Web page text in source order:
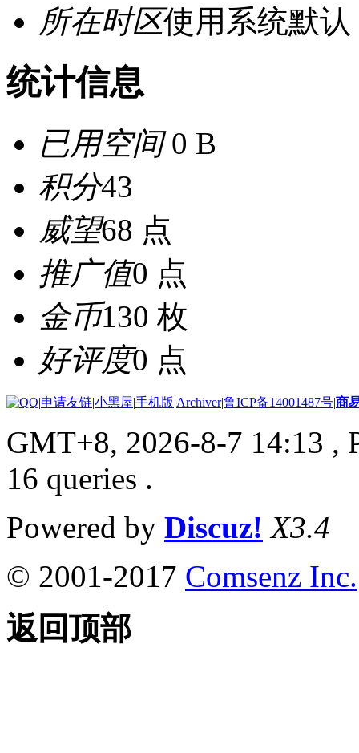
所在时区使用系统默认
统计信息
已用空间0 B
积分43
威望68 点
推广值0 点
金币130 枚
好评度0 点
|申请友链|小黑屋|手机版|Archiver|鲁ICP备14001487号|商
GMT+8, 2026-8-7 14:13 ,
16 queries .
Powered by Discuz! X3.4
© 2001-2017 Comsenz Inc.
返回顶部